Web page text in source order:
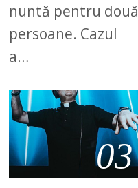
nuntă pentru două
persoane. Cazul
a…
03